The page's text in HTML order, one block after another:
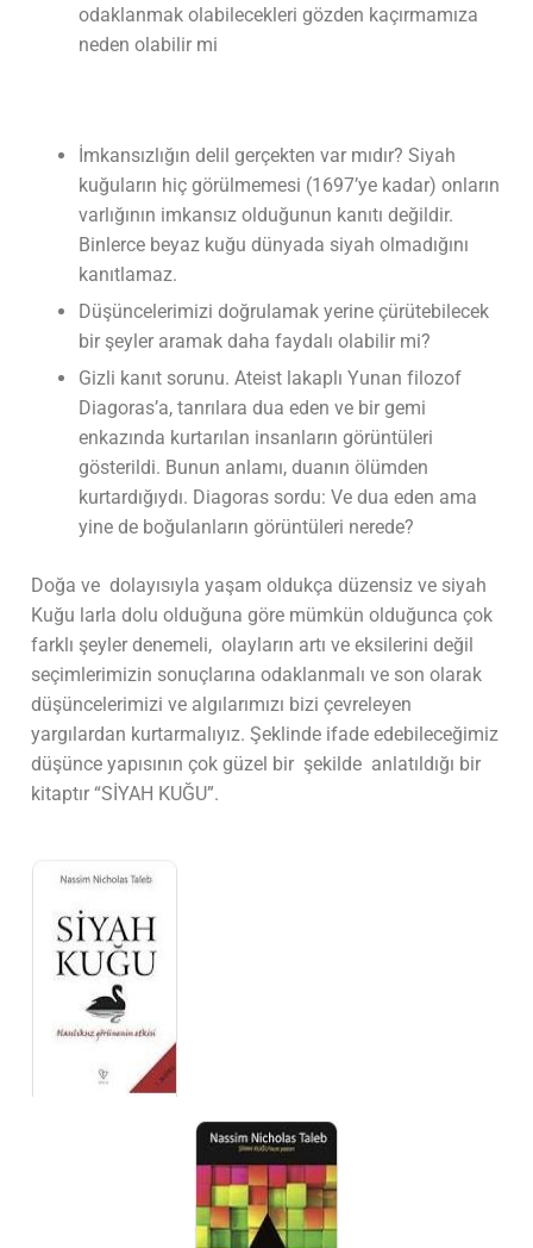
odaklanmak olabilecekleri gözden kaçırmamıza
neden olabilir mi
İmkansızlığın delil gerçekten var mıdır? Siyah
kuğuların hiç görülmemesi (1697’ye kadar) onların
varlığının imkansız olduğunun kanıtı değildir.
Binlerce beyaz kuğu dünyada siyah olmadığını
kanıtlamaz.
Düşüncelerimizi doğrulamak yerine çürütebilecek
bir şeyler aramak daha faydalı olabilir mi?
Gizli kanıt sorunu. Ateist lakaplı Yunan filozof
Diagoras’a, tanrılara dua eden ve bir gemi
enkazında kurtarılan insanların görüntüleri
gösterildi. Bunun anlamı, duanın ölümden
kurtardığıydı. Diagoras sordu: Ve dua eden ama
yine de boğulanların görüntüleri nerede?
Doğa ve dolayısıyla yaşam oldukça düzensiz ve siyah
Kuğu larla dolu olduğuna göre mümkün olduğunca çok
farklı şeyler denemeli, olayların artı ve eksilerini değil
seçimlerimizin sonuçlarına odaklanmalı ve son olarak
düşüncelerimizi ve algılarımızı bizi çevreleyen
yargılardan kurtarmalıyız. Şeklinde ifade edebileceğimiz
düşünce yapısının çok güzel bir şekilde anlatıldığı bir
kitaptır “SİYAH KUĞU”.